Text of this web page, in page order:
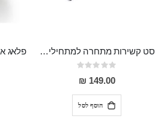
סט קשירות מתחרה למתחילים המכיל כיסוי עיניים, אזיקים ושוט מהודר עם רצועות סיליקון "Baldemar"
Rating:
0%
149.00 ₪
הוסף לסל